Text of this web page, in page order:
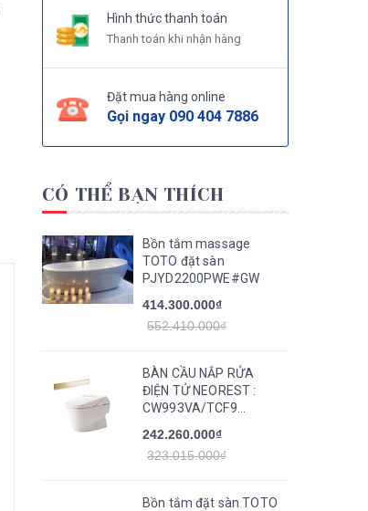
Hình thức thanh toán
Thanh toán khi nhận hàng
Đặt mua hàng online
Gọi ngay 090 404 7886
CÓ THỂ BẠN THÍCH
Bồn tắm massage
TOTO đặt sàn
PJYD2200PWE#GW
414.300.000₫
552.410.000₫
BÀN CẦU NẮP RỬA
ĐIỆN TỬ NEOREST :
CW993VA/TCF9...
242.260.000₫
323.015.000₫
Bồn tắm đặt sàn TOTO